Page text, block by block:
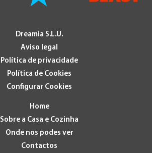
Dreamia S.L.U.
Aviso legal
Política de privacidade
Política de Cookies
Configurar Cookies
Home
Sobre a Casa e Cozinha
Onde nos podes ver
Contactos